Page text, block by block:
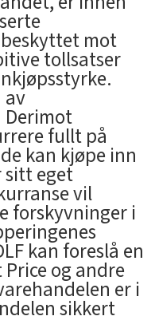
mot
tollsatser
av
fullt på
kan kjøpe inn
sitt eget
vil
forskyvninger i
kan foreslå en
og andre
er i
sikkert